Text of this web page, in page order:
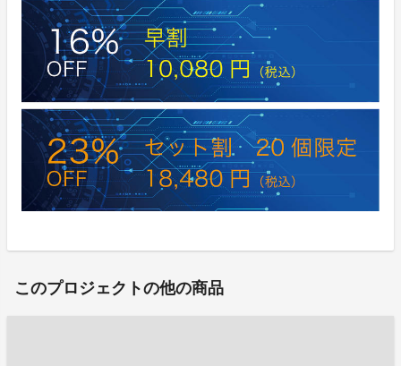
このプロジェクトの他の商品